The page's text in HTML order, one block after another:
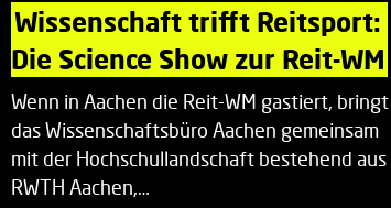
Wissenschaft trifft Reitsport:
Die Science Show zur Reit-WM
Wenn in Aachen die Reit-WM gastiert, bringt
das Wissenschaftsbüro Aachen gemeinsam
mit der Hochschullandschaft bestehend aus
RWTH Aachen,…